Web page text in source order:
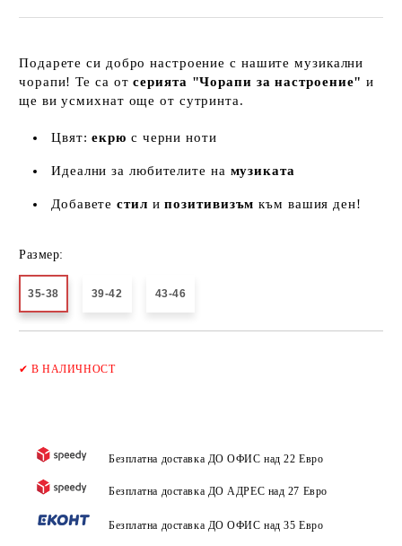
Подарете си добро настроение с нашите музикални
чорапи! Те са отсерията "Чорапи за настроение" и
ще ви усмихнат още от сутринта.
Цвят:екрю с черни ноти
Идеални за любителите на музиката
Добаветестил ипозитивизъм към вашия ден!
Размер:
35-38 39-42 43-46
✔В НАЛИЧНОСТ
Безплатна доставка ДО ОФИС над 22 Евро
Безплатна доставка ДО АДРЕС над 27 Евро
Безплатна доставка ДО ОФИС над 35 Евро